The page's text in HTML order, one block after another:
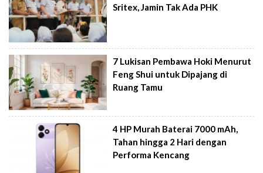
Sritex, Jamin Tak Ada PHK
7 Lukisan Pembawa Hoki Menurut
Feng Shui untuk Dipajang di
Ruang Tamu
4 HP Murah Baterai 7000 mAh,
Tahan hingga 2 Hari dengan
Performa Kencang